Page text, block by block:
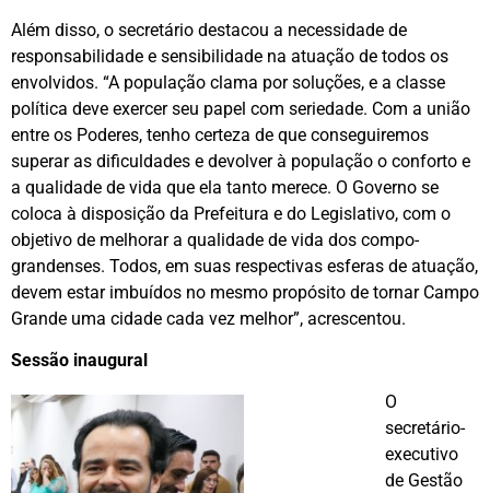
Além disso, o secretário destacou a necessidade de
responsabilidade e sensibilidade na atuação de todos os
envolvidos. “A população clama por soluções, e a classe
política deve exercer seu papel com seriedade. Com a união
entre os Poderes, tenho certeza de que conseguiremos
superar as dificuldades e devolver à população o conforto e
a qualidade de vida que ela tanto merece. O Governo se
coloca à disposição da Prefeitura e do Legislativo, com o
objetivo de melhorar a qualidade de vida dos compo-
grandenses. Todos, em suas respectivas esferas de atuação,
devem estar imbuídos no mesmo propósito de tornar Campo
Grande uma cidade cada vez melhor”, acrescentou.
Sessão inaugural
O
secretário-
executivo
de Gestão